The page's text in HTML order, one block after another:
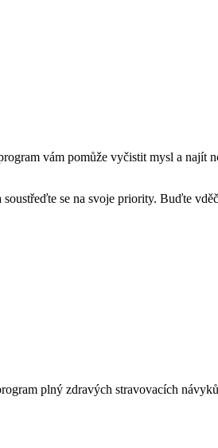
vám pomůže vyčistit mysl a najít
se na svoje priority. Buďte
plný zdravých stravovacích